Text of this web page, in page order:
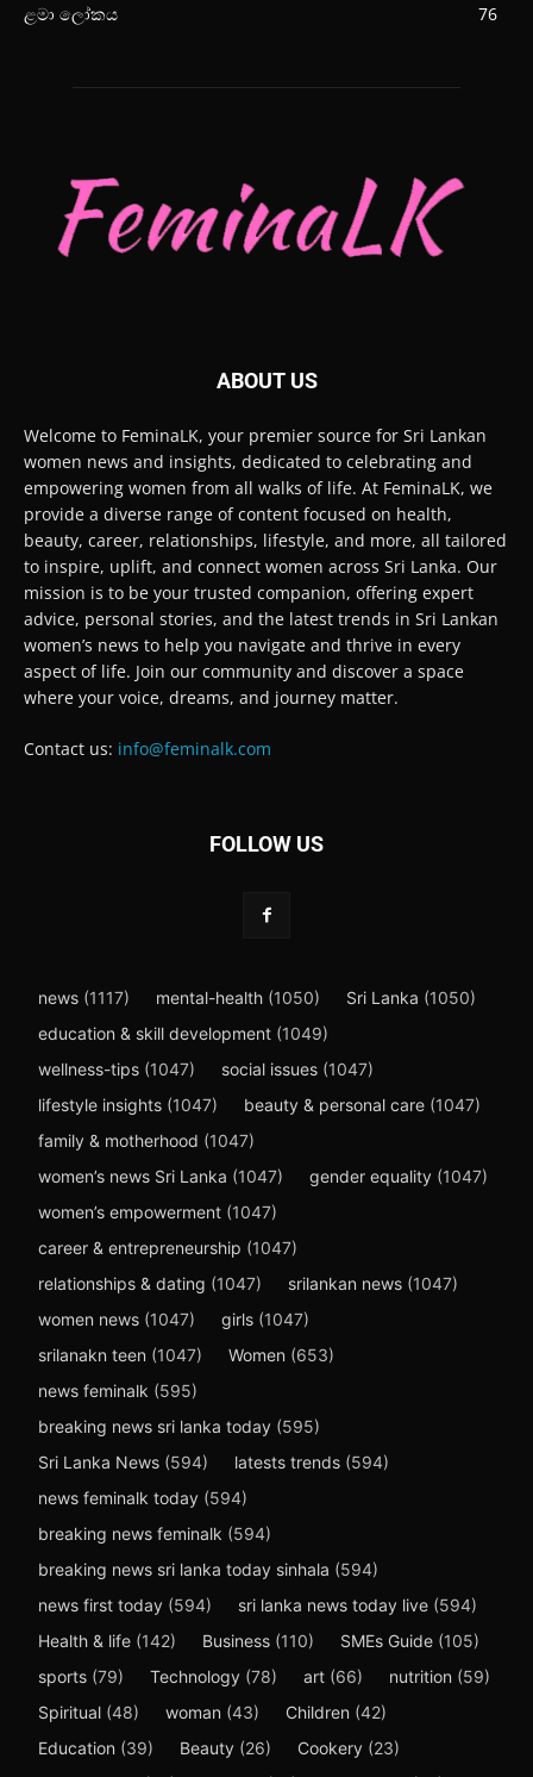
ළමා ලෝකය
76
ABOUT US
Welcome to FeminaLK, your premier source for Sri Lankan
women news and insights, dedicated to celebrating and
empowering women from all walks of life. At FeminaLK, we
provide a diverse range of content focused on health,
beauty, career, relationships, lifestyle, and more, all tailored
to inspire, uplift, and connect women across Sri Lanka. Our
mission is to be your trusted companion, offering expert
advice, personal stories, and the latest trends in Sri Lankan
women’s news to help you navigate and thrive in every
aspect of life. Join our community and discover a space
where your voice, dreams, and journey matter.
Contact us: info@feminalk.com
FOLLOW US
news (1117) mental-health (1050) Sri Lanka (1050)
education & skill development (1049)
wellness-tips (1047) social issues (1047)
lifestyle insights (1047) beauty & personal care (1047)
family & motherhood (1047)
women’s news Sri Lanka (1047) gender equality (1047)
women’s empowerment (1047)
career & entrepreneurship (1047)
relationships & dating (1047) srilankan news (1047)
women news (1047) girls (1047)
srilanakn teen (1047) Women (653)
news feminalk (595)
breaking news sri lanka today (595)
Sri Lanka News (594) latests trends (594)
news feminalk today (594)
breaking news feminalk (594)
breaking news sri lanka today sinhala (594)
news first today (594) sri lanka news today live (594)
Health & life (142) Business (110) SMEs Guide (105)
sports (79) Technology (78) art (66) nutrition (59)
Spiritual (48) woman (43) Children (42)
Education (39) Beauty (26) Cookery (23)